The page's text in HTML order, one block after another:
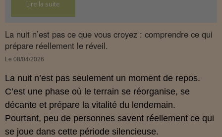
Cet article propose une mise au point claire, moderne
et conforme à la réglementation française de 2026.
Lire la suite
La nuit n’est pas ce que vous croyez : comprendre ce qui
prépare réellement le réveil.
Le 08/04/2026
La nuit n’est pas seulement un moment de repos.
C’est une phase où le terrain se réorganise, se
décante et prépare la vitalité du lendemain.
Pourtant, peu de personnes savent réellement ce qui
se joue dans cette période silencieuse.